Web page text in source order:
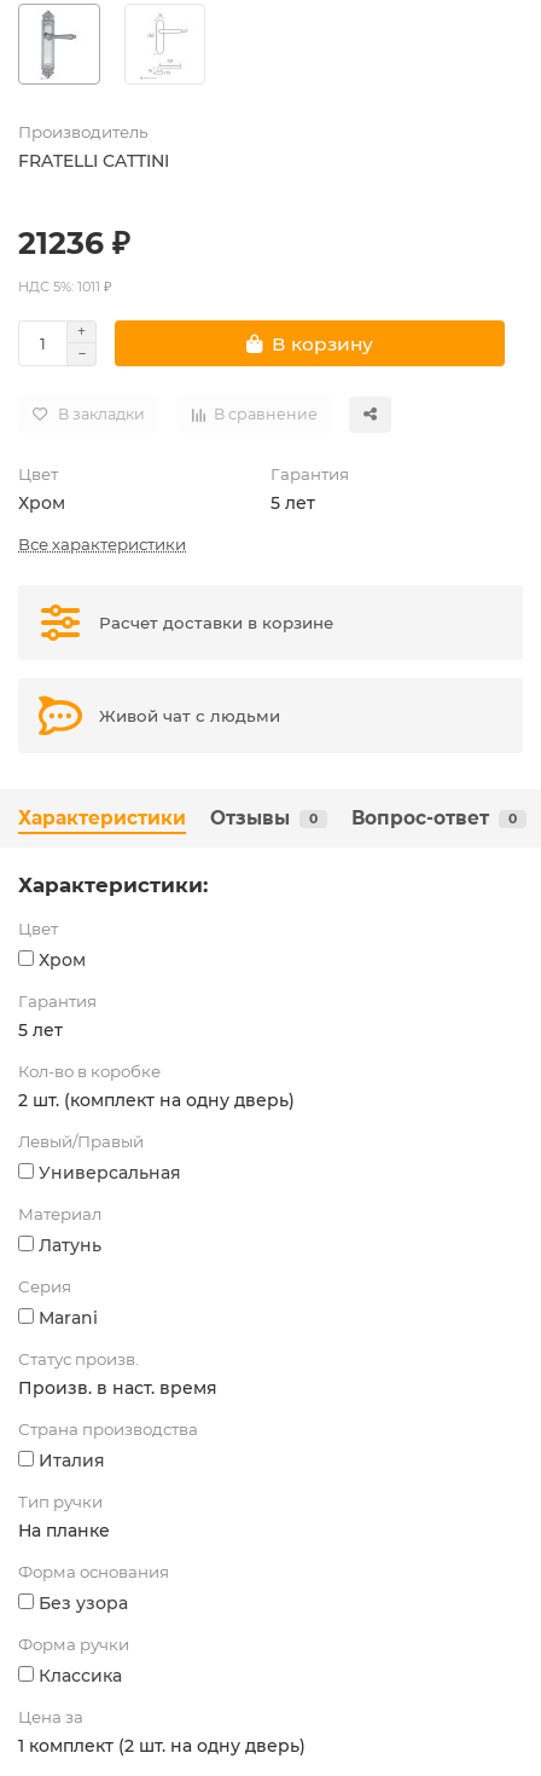
Производитель
FRATELLI CATTINI
21236 ₽
НДС 5%: 1011 ₽
В корзину
В закладки В сравнение
Цвет
Хром
Гарантия
5 лет
Все характеристики
Расчет доставки в корзине
Живой чат с людьми
Характеристики Отзывы 0 Вопрос-ответ 0
Характеристики:
Цвет
Хром
Гарантия
5 лет
Кол-во в коробке
2 шт. (комплект на одну дверь)
Левый/Правый
Универсальная
Материал
Латунь
Серия
Marani
Статус произв.
Произв. в наст. время
Страна производства
Италия
Тип ручки
На планке
Форма основания
Без узора
Форма ручки
Классика
Цена за
1 комплект (2 шт. на одну дверь)